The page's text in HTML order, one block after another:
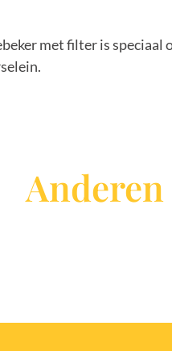
met filter is